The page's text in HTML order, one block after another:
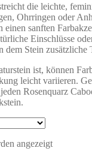
die leichte,
Ohrringen oder
einen sanften
Einschlüsse
dem Stein zusätzliche
ist, können
leicht variieren.
Rosenquarz
angezeigt